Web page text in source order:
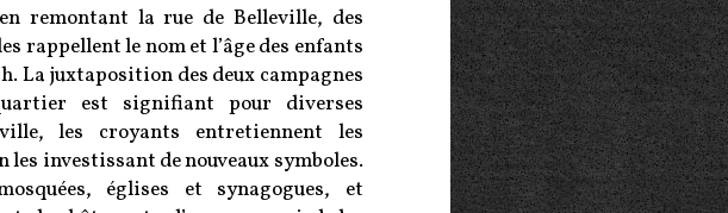
remontant la rue de Belleville, des
rappellent le nom et l’âge des enfants
La juxtaposition des deux campagnes
est signifiant pour diverses
les croyants entretiennent les
investissant de nouveaux symboles.
églises et synagogues, et